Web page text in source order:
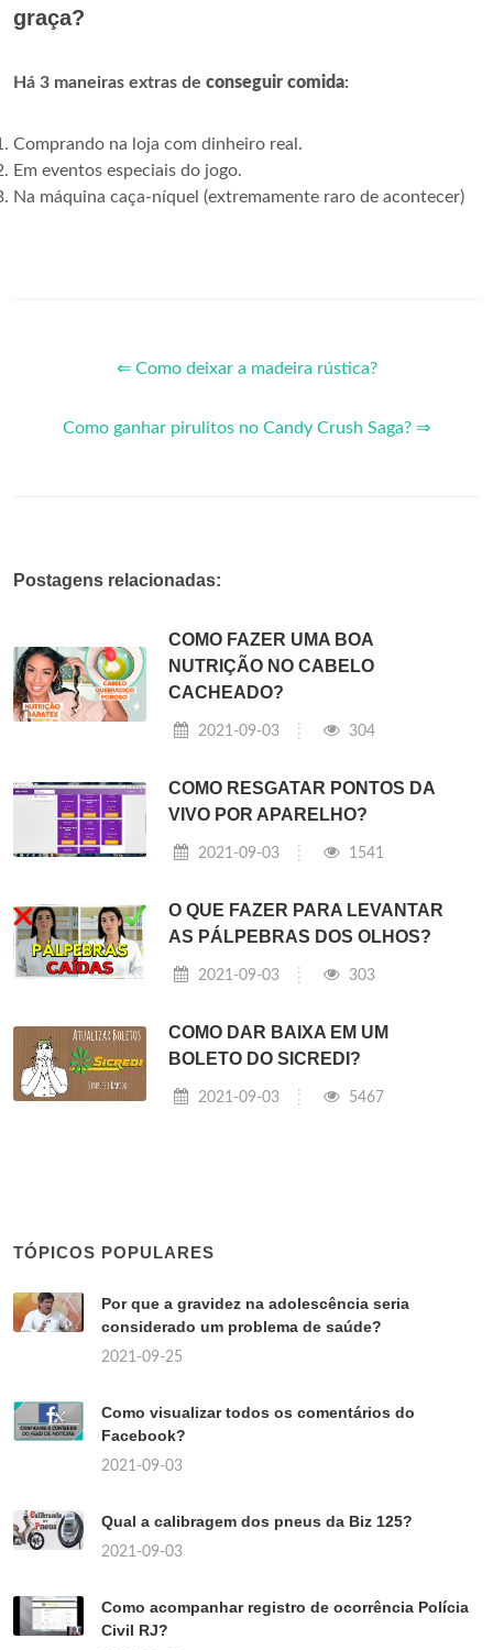
graça?
Há 3 maneiras extras de conseguir comida:
Comprando na loja com dinheiro real.
Em eventos especiais do jogo.
Na máquina caça-níquel (extremamente raro de acontecer)
⇐ Como deixar a madeira rústica?
Como ganhar pirulitos no Candy Crush Saga? ⇒
Postagens relacionadas:
COMO FAZER UMA BOA
NUTRIÇÃO NO CABELO
CACHEADO?
2021-09-03 304
COMO RESGATAR PONTOS DA
VIVO POR APARELHO?
2021-09-03 1541
O QUE FAZER PARA LEVANTAR
AS PÁLPEBRAS DOS OLHOS?
2021-09-03 303
COMO DAR BAIXA EM UM
BOLETO DO SICREDI?
2021-09-03 5467
TÓPICOS POPULARES
Por que a gravidez na adolescência seria
considerado um problema de saúde?
2021-09-25
Como visualizar todos os comentários do
Facebook?
2021-09-03
Qual a calibragem dos pneus da Biz 125?
2021-09-03
Como acompanhar registro de ocorrência Polícia
Civil RJ?